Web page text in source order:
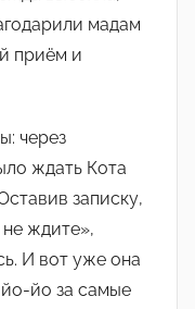
мадам
приём и
через
ждать Кота
записку,
ждите»,
И вот уже она
йо-йо за самые